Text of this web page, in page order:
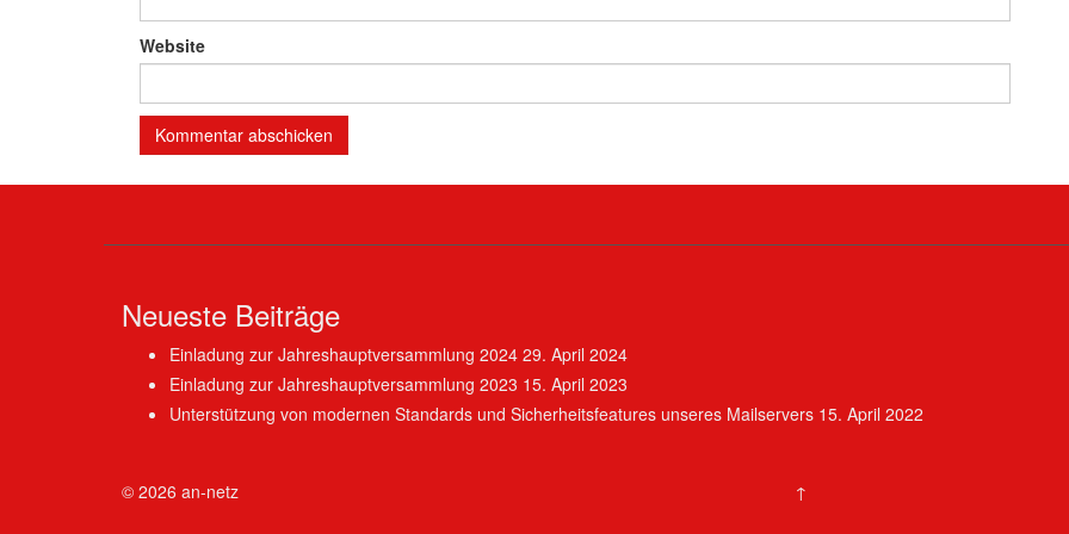
Website
Neueste Beiträge
Einladung zur Jahreshauptversammlung 2024 29. April 2024
Einladung zur Jahreshauptversammlung 2023 15. April 2023
Unterstützung von modernen Standards und Sicherheitsfeatures unseres Mailservers 15. April 2022
© 2026 an-netz ↑